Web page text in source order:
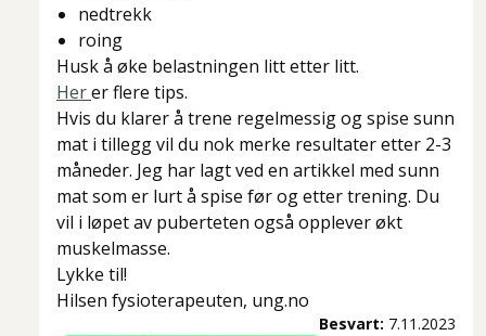
nedtrekk
roing
Husk å øke belastningen litt etter litt.
Herer flere tips.
Hvis du klarer å trene regelmessig og spise sunn
mat i tillegg vil du nok merke resultater etter 2-3
måneder. Jeg har lagt ved en artikkel med sunn
mat som er lurt å spise før og etter trening. Du
vil i løpet av puberteten også opplever økt
muskelmasse.
Lykke til!
Hilsen fysioterapeuten, ung.no
Besvart: 7.11.2023